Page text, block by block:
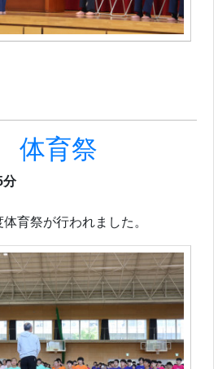
体育祭
分
育祭が行われました。